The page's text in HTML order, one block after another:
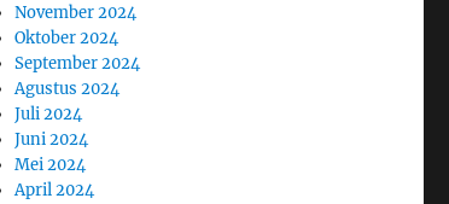
November 2024
Oktober 2024
September 2024
Agustus 2024
Juli 2024
Juni 2024
Mei 2024
April 2024